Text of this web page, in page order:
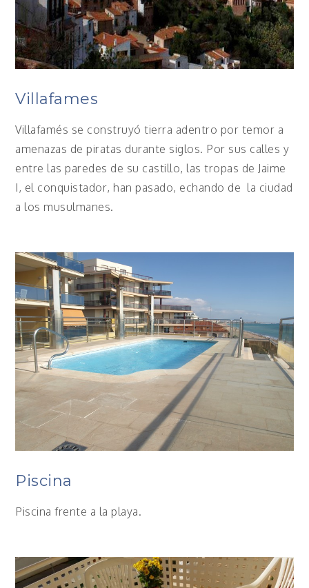
Villafames
Villafamés se construyó tierra adentro por temor a
amenazas de piratas durante siglos. Por sus calles y
entre las paredes de su castillo, las tropas de Jaime
I, el conquistador, han pasado, echando de la ciudad
a los musulmanes.
Piscina
Piscina frente a la playa.